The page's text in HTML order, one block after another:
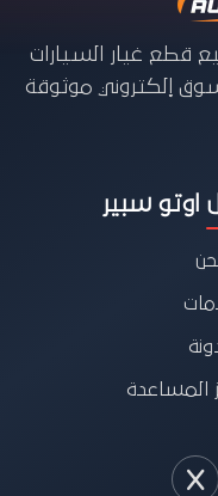
قطع غيار السيارات
إلكتروني موثوقة
اوتو سبير
المساعدة